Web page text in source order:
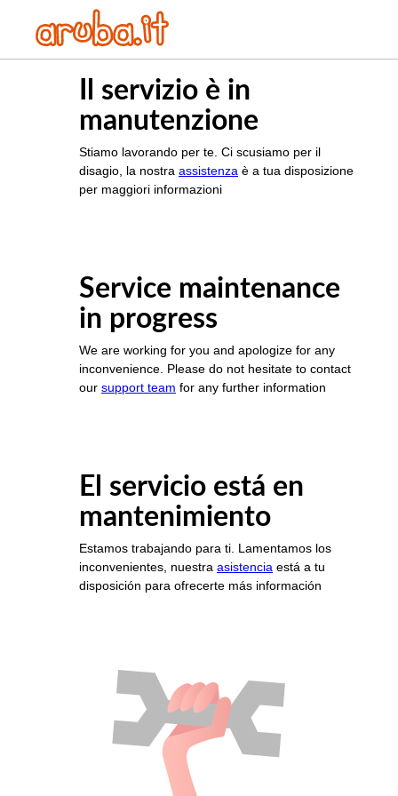
Il servizio è in
manutenzione
Stiamo lavorando per te. Ci scusiamo per il
disagio, la nostra assistenza è a tua disposizione
per maggiori informazioni
Service maintenance
in progress
We are working for you and apologize for any
inconvenience. Please do not hesitate to contact
our support team for any further information
El servicio está en
mantenimiento
Estamos trabajando para ti. Lamentamos los
inconvenientes, nuestra asistencia está a tu
disposición para ofrecerte más información